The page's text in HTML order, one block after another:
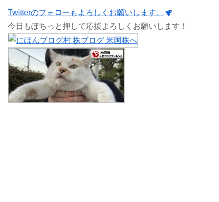
Twitterのフォローもよろしくお願いします。
今日もぽちっと押して応援よろしくお願いします！